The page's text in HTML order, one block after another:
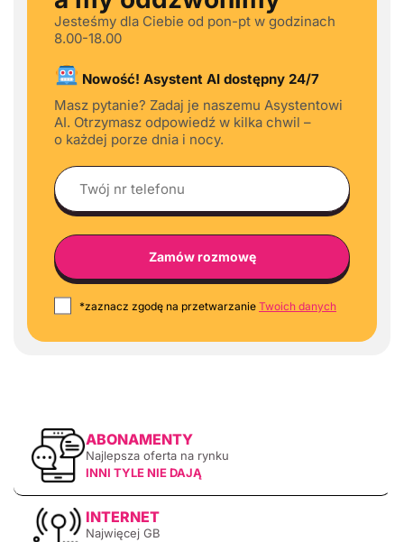
Jesteśmy dla Ciebie od pon-pt w godzinach
8.00-18.00
Nowość! Asystent AI dostępny 24/7
Masz pytanie? Zadaj je naszemu Asystentowi
AI. Otrzymasz odpowiedź w kilka chwil –
o każdej porze dnia i nocy.
*zaznacz zgodę na przetwarzanie Twoich danych
ABONAMENTY
Najlepsza oferta na rynku
INNI TYLE NIE DAJĄ
INTERNET
Najwięcej GB